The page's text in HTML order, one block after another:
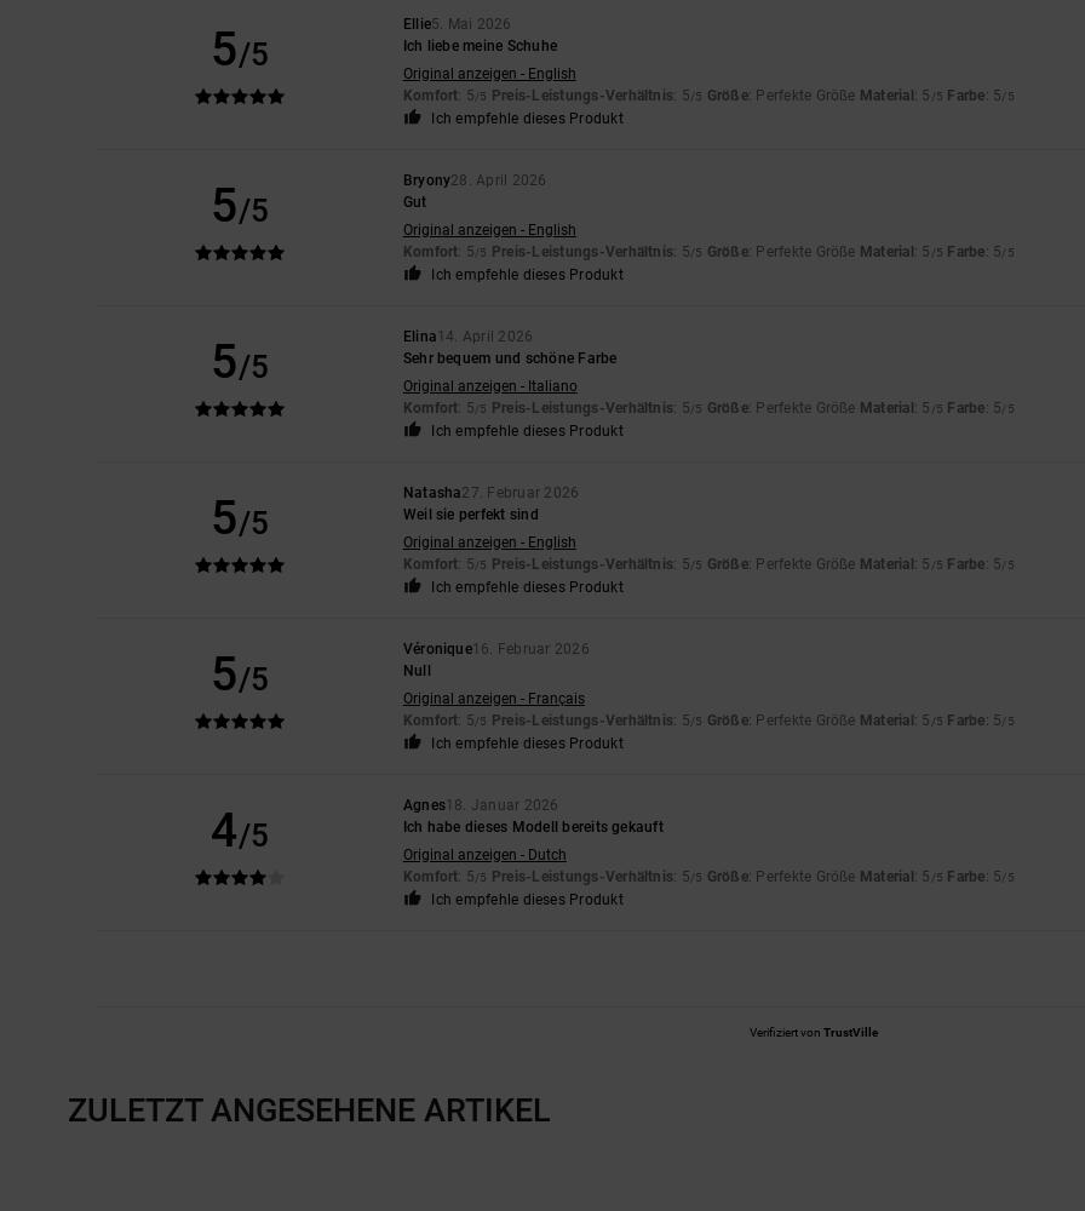
5/5
Ellie5. Mai 2026
Ich liebe meine Schuhe
Original anzeigen - English
Komfort: 5/5 Preis-Leistungs-Verhältnis: 5/5 Größe: Perfekte Größe Material : 5 /5 Farbe: 5/5
Ich empfehle dieses Produkt
5/5
Bryony28. April 2026
Gut
Original anzeigen - English
Komfort: 5/5 Preis-Leistungs-Verhältnis: 5/5 Größe: Perfekte Größe Material : 5 /5 Farbe: 5/5
Ich empfehle dieses Produkt
5/5
Elina14. April 2026
Sehr bequem und schöne Farbe
Original anzeigen - Italiano
Komfort: 5/5 Preis-Leistungs-Verhältnis: 5/5 Größe: Perfekte Größe Material : 5 /5 Farbe: 5/5
Ich empfehle dieses Produkt
5/5
Natasha27. Februar 2026
Weil sie perfekt sind
Original anzeigen - English
Komfort: 5/5 Preis-Leistungs-Verhältnis: 5/5 Größe: Perfekte Größe Material : 5 /5 Farbe: 5/5
Ich empfehle dieses Produkt
5/5
Véronique16. Februar 2026
Null
Original anzeigen - Français
Komfort: 5/5 Preis-Leistungs-Verhältnis: 5/5 Größe: Perfekte Größe Material : 5 /5 Farbe: 5/5
Ich empfehle dieses Produkt
4/5
Agnes18. Januar 2026
Ich habe dieses Modell bereits gekauft
Original anzeigen - Dutch
Komfort: 5/5 Preis-Leistungs-Verhältnis: 5/5 Größe: Perfekte Größe Material : 5 /5 Farbe: 5/5
Ich empfehle dieses Produkt
Verifiziert von TrustVille
ZULETZT ANGESEHENE ARTIKEL